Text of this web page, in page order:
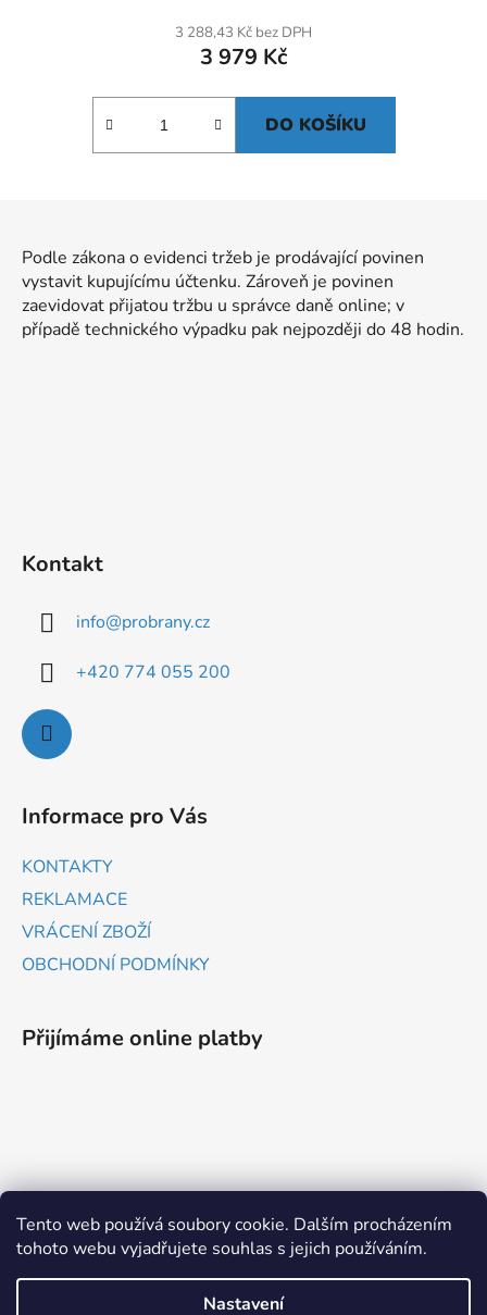
Tento web používá soubory cookie. Dalším procházením
tohoto webu vyjadřujete souhlas s jejich používáním.
Nastavení
3 288,43 Kč bez DPH
3 979 Kč
DO KOŠÍKU
Podle zákona o evidenci tržeb je prodávající povinen
vystavit kupujícímu účtenku. Zároveň je povinen
zaevidovat přijatou tržbu u správce daně online; v
případě technického výpadku pak nejpozději do 48 hodin.
Kontakt
info@probrany.cz
+420 774 055 200
Informace pro Vás
KONTAKTY
REKLAMACE
VRÁCENÍ ZBOŽÍ
OBCHODNÍ PODMÍNKY
Přijímáme online platby
ZBOŽÍ.CZ HEUREKA.CZ
Vytvořil Shoptet